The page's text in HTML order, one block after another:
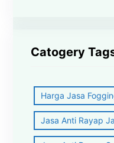
Catogery
Harga Jasa
Jasa Anti Rayap